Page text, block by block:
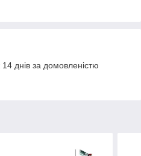
днів за домовленістю